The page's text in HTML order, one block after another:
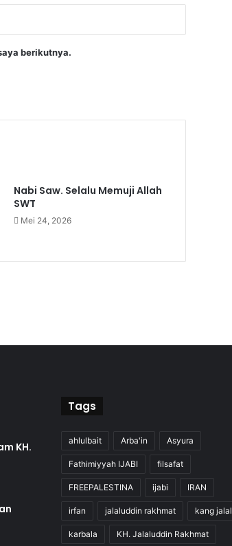
berikutnya.
Nabi Saw. Selalu Memuji Allah
SWT
Mei 24, 2026
KH.
Tags
ahlulbait Arba'in Asyura
Fathimiyyah IJABI filsafat
FREEPALESTINA ijabi IRAN
irfan jalaluddin rakhmat kang jalal
karbala KH. Jalaluddin Rakhmat